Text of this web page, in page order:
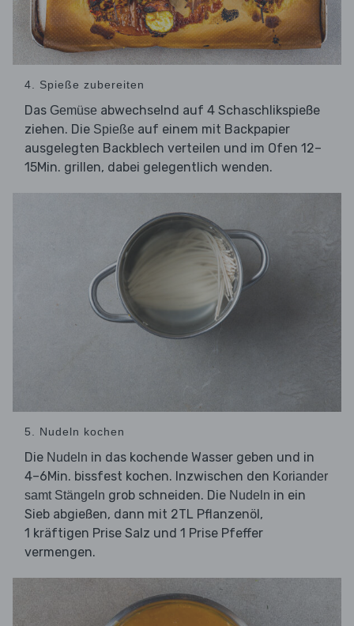
4. Spieße zubereiten
Das Gemüse abwechselnd auf 4 Schaschlikspieße
ziehen. Die Spieße auf einem mit Backpapier
ausgelegten Backblech verteilen und im Ofen 12–
15Min. grillen, dabei gelegentlich wenden.
5. Nudeln kochen
Die Nudeln in das kochende Wasser geben und in
4–6Min. bissfest kochen. Inzwischen den Koriander
samt Stängeln grob schneiden. Die Nudeln in ein
Sieb abgießen, dann mit 2TL Pflanzenöl,
1 kräftigen Prise Salz und 1 Prise Pfeffer
vermengen.